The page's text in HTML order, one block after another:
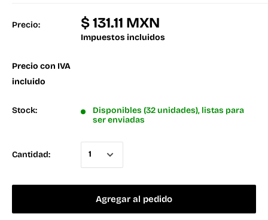
Precio: $ 131.11 MXN
Impuestos incluidos
Precio con IVA
incluido
Stock:
Disponibles (32 unidades), listas para
ser enviadas
Cantidad:
Agregar al pedido